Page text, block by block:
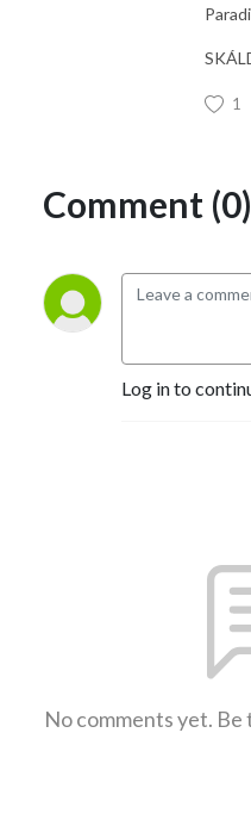
1
Comment (0)
Log in to
No comments yet.